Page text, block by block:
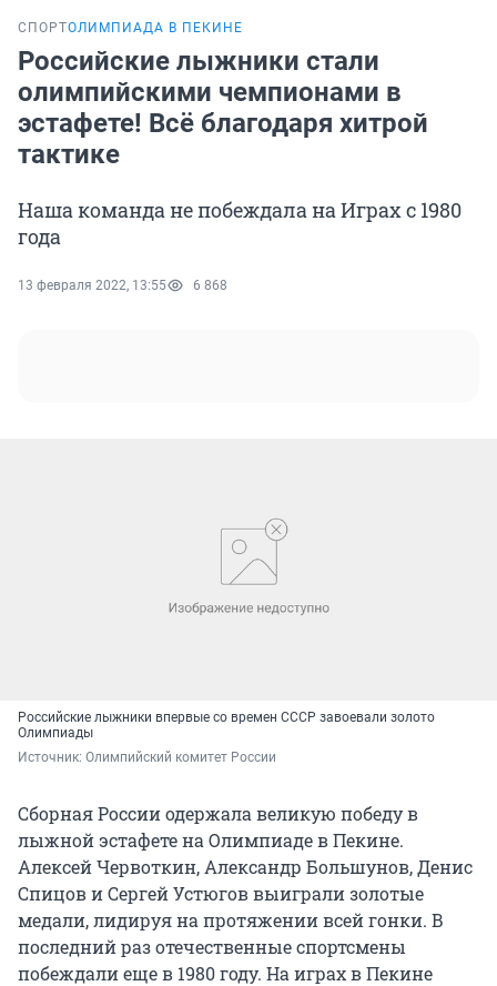
СПОРТОЛИМПИАДА В ПЕКИНЕ
Российские лыжники стали
олимпийскими чемпионами в
эстафете! Всё благодаря хитрой
тактике
Наша команда не побеждала на Играх с 1980
года
13 февраля 2022, 13:55 6 868
Российские лыжники впервые со времен СССР завоевали золото
Олимпиады
Источник: Олимпийский комитет России
Сборная России одержала великую победу в
лыжной эстафете на Олимпиаде в Пекине.
Алексей Червоткин, Александр Большунов, Денис
Спицов и Сергей Устюгов выиграли золотые
медали, лидируя на протяжении всей гонки. В
последний раз отечественные спортсмены
побеждали еще в 1980 году. На играх в Пекине